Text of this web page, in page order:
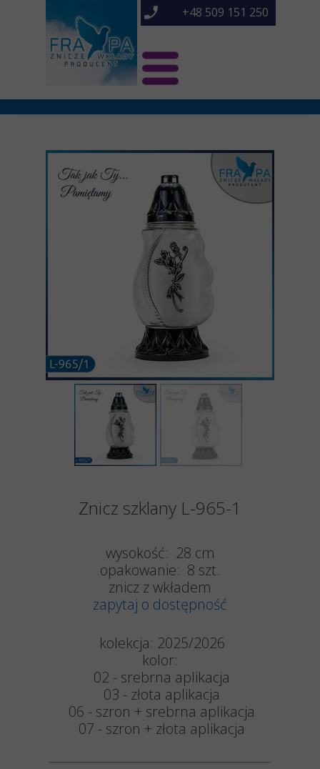
+48 509 151 250
Znicze NOWOŚCI
Znicze
Znicz szklany L-965-1
wysokość: 28 cm
opakowanie: 8 szt.
znicz z wkładem
zapytaj o dostępność
kolekcja: 2025/2026
kolor:
02 - srebrna aplikacja
03 - złota aplikacja
06 - szron + srebrna aplikacja
07 - szron + złota aplikacja